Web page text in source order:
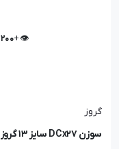
👁️ +
200
گروز
سوزن DCx27 سایز 13 گروز